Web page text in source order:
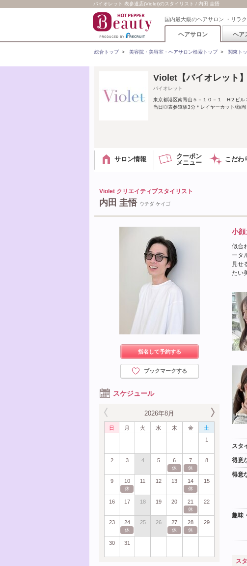
バイオレット 表参道店(Violet)のスタイリスト / 内田 圭悟
国内最大級のヘアサロン ・リラ
ヘアサロン ヘア
総合トップ> 美容院・美容室・ヘアサロン検索トップ> 関東ト
Violet【バイオレット】
バイオレット
東京都港区南青山５－１０－１ H２ビル
当日◎表参道駅3分＊レイヤーカット/顔
サロン情報
クーポン
メニュー
こだわ
Violet クリエイティブスタイリスト
内田 圭悟 ウチダ ケイゴ
指名して予約する
ブックマークする
スケジュール
2026年8月
日 月 火 水 木 金
土
1
2 3 4 5 6
休
7
休
8
9 10
休
11 12 13 14
休
15
16 17 18 19 20 21
休
22
23 24
休
25 26 27
休
28
休
29
30 31
7
小
似合
ータ
見せ
たい
スタ
得意
得意
趣味
ス